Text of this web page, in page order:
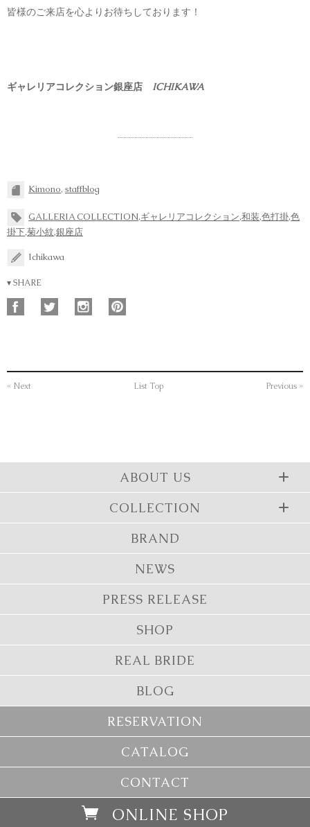
皆様のご来店を心よりお待ちしております！
ギャレリアコレクション銀座店 ICHIKAWA
Kimono, staffblog
GALLERIA COLLECTION,ギャレリアコレクション,和装,色打掛,色
掛下,菊小紋,銀座店
Ichikawa
▾ SHARE
« Next List Top Previous »
ABOUT US
COLLECTION
BRAND
NEWS
PRESS RELEASE
SHOP
REAL BRIDE
BLOG
RESERVATION
CATALOG
CONTACT
ONLINE SHOP